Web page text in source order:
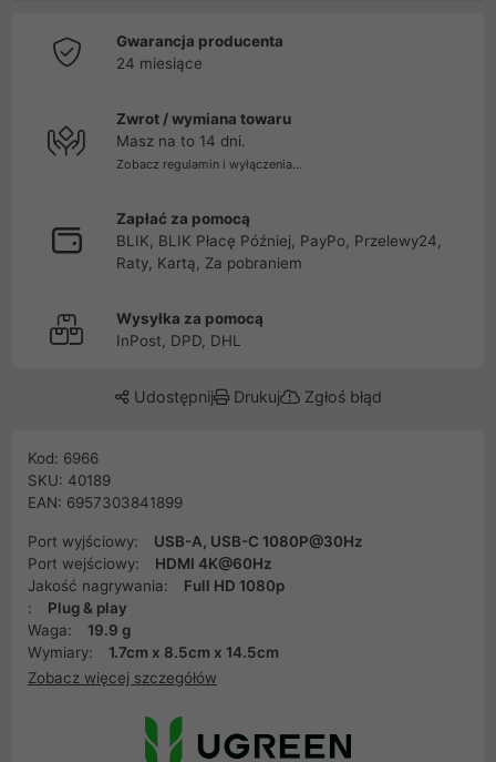
Gwarancja producenta
24 miesiące
Zwrot / wymiana towaru
Masz na to 14 dni.
Zobacz regulamin i wyłączenia...
Zapłać za pomocą
BLIK, BLIK Płacę Później, PayPo, Przelewy24,
Raty, Kartą, Za pobraniem
Wysyłka za pomocą
InPost, DPD, DHL
Udostępnij Drukuj Zgłoś błąd
Kod: 6966
SKU: 40189
EAN: 6957303841899
Port wyjściowy:
USB-A, USB-C 1080P@30Hz
Port wejściowy:
HDMI 4K@60Hz
Jakość nagrywania:
Full HD 1080p
:
Plug & play
Waga:
19.9 g
Wymiary:
1.7cm x 8.5cm x 14.5cm
Zobacz więcej szczegółów